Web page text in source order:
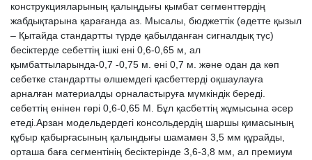
конструкцияларының қалыңдығы қымбат сегменттердің
жабдықтарына қарағанда аз. Мысалы, бюджеттік (әдетте қызыл
– Қытайда стандартты түрде қабылданған сигналдық түс)
бесіктерде себеттің ішкі ені 0,6-0,65 м, ал
қымбаттыларында-0,7 -0,75 м. ені 0,7 м. және одан да көп
себетке стандартты өлшемдегі қасбеттерді оқшаулауға
арналған материалды орналастыруға мүмкіндік береді.
себеттің енінен гөрі 0,6-0,65 М. Бұл қасбеттің жұмысына әсер
етеді.Арзан модельдердегі консольдердің шаршы қимасының
құбыр қабырғасының қалыңдығы шамамен 3,5 мм құрайды,
орташа баға сегментінің бесіктерінде 3,6-3,8 мм, ал премиум